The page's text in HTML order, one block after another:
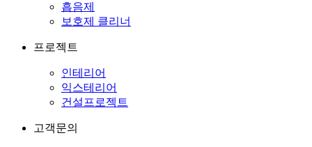
흡음제
보호제 클리너
프로젝트
인테리어
익스테리어
건설프로젝트
고객문의